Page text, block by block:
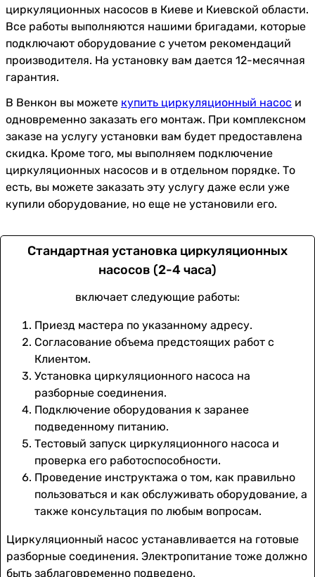
циркуляционных насосов в Киеве и Киевской области.
Все работы выполняются нашими бригадами, которые
подключают оборудование с учетом рекомендаций
производителя. На установку вам дается 12-месячная
гарантия.
В Венкон вы можете купить циркуляционный насос и
одновременно заказать его монтаж. При комплексном
заказе на услугу установки вам будет предоставлена
скидка. Кроме того, мы выполняем подключение
циркуляционных насосов и в отдельном порядке. То
есть, вы можете заказать эту услугу даже если уже
купили оборудование, но еще не установили его.
Стандартная установка циркуляционных
насосов (2-4 часа)
включает следующие работы:
Приезд мастера по указанному адресу.
Согласование объема предстоящих работ с
Клиентом.
Установка циркуляционного насоса на
разборные соединения.
Подключение оборудования к заранее
подведенному питанию.
Тестовый запуск циркуляционного насоса и
проверка его работоспособности.
Проведение инструктажа о том, как правильно
пользоваться и как обслуживать оборудование, а
также консультация по любым вопросам.
Циркуляционный насос устанавливается на готовые
разборные соединения. Электропитание тоже должно
быть заблаговременно подведено.